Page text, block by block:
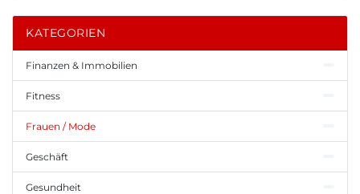
KATEGORIEN
Finanzen & Immobilien
Fitness
Frauen / Mode
Geschäft
Gesundheit